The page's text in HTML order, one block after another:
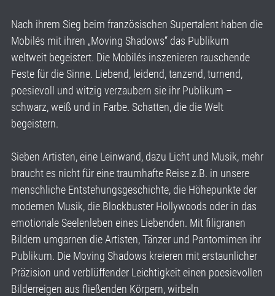
Nach ihrem Sieg beim französischen Supertalent haben die
Mobilés mit ihren „Moving Shadows“ das Publikum
weltweit begeistert. Die Mobilés inszenieren rauschende
Feste für die Sinne. Liebend, leidend, tanzend, turnend,
poesievoll und witzig verzaubern sie ihr Publikum –
schwarz, weiß und in Farbe. Schatten, die die Welt
begeistern.
Sieben Artisten, eine Leinwand, dazu Licht und Musik, mehr
braucht es nicht für eine traumhafte Reise z.B. in unsere
menschliche Entstehungsgeschichte, die Höhepunkte der
modernen Musik, die Blockbuster Hollywoods oder in das
emotionale Seelenleben eines Liebenden. Mit filigranen
Bildern umgarnen die Artisten, Tänzer und Pantomimen ihr
Publikum. Die Moving Shadows kreieren mit erstaunlicher
Präzision und verblüffender Leichtigkeit einen poesievollen
Bilderreigen aus fließenden Körpern, wirbeln